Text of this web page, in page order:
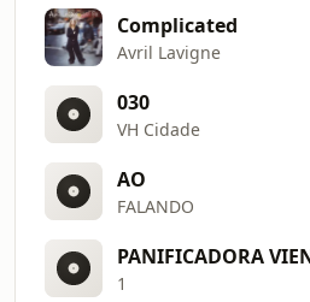
Complicated
Avril Lavigne
030
VH Cidade
AO
FALANDO
1